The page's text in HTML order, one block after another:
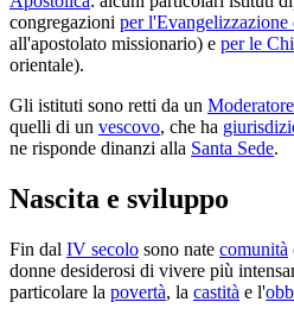
congregazioni per l'Evangelizzazione
all'apostolato missionario) e per le
orientale).
Gli istituti sono retti da un
quelli di un vescovo, che ha
ne risponde dinanzi alla Santa Sede.
Nascita e sviluppo
Fin dal IV secolo sono nate comunità
donne desiderosi di vivere più
particolare la povertà, la castità e l'